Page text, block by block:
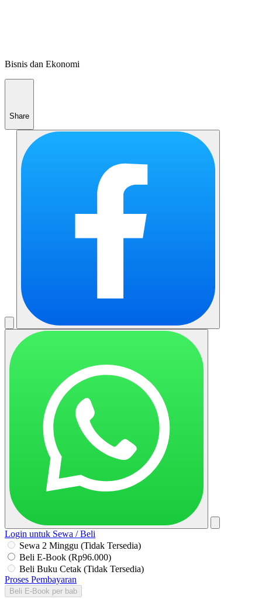
Bisnis dan Ekonomi
Share
Login untuk Sewa / Beli
Sewa 2 Minggu (Tidak Tersedia)
Beli E-Book (Rp96.000)
Beli Buku Cetak (Tidak Tersedia)
Proses Pembayaran
Beli E-Book per bab